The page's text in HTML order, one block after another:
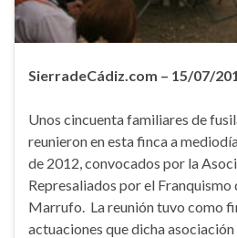
SierradeCádiz.com – 15/07/
Unos cincuenta familiares de
reunieron en esta finca a
de 2012, convocados por la
Represaliados por el Franquismo
Marrufo. La reunión tuvo como
actuaciones que dicha